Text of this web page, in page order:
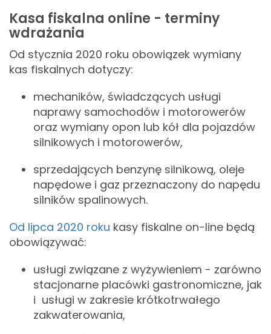
Kasa fiskalna online - terminy
wdrażania
Od stycznia 2020 roku obowiązek wymiany
kas fiskalnych dotyczy:
mechaników, świadczących usługi
naprawy samochodów i motorowerów
oraz wymiany opon lub kół dla pojazdów
silnikowych i motorowerów,
sprzedających benzynę silnikową, oleje
napędowe i gaz przeznaczony do napędu
silników spalinowych.
Od lipca 2020 roku kasy fiskalne on-line będą
obowiązywać:
usługi związane z wyżywieniem - zarówno
stacjonarne placówki gastronomiczne, jak
i usługi w zakresie krótkotrwałego
zakwaterowania,